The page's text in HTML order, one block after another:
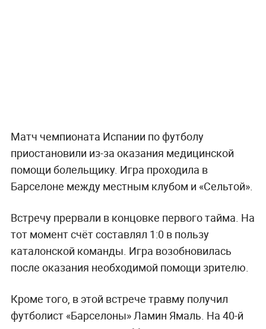
Матч чемпионата Испании по футболу
приостановили из-за оказания медицинской
помощи болельщику. Игра проходила в
Барселоне между местным клубом и «Сельтой».
Встречу прервали в концовке первого тайма. На
тот момент счёт составлял 1:0 в пользу
каталонской команды. Игра возобновилась
после оказания необходимой помощи зрителю.
Кроме того, в этой встрече травму получил
футболист «Барселоны» Ламин Ямаль. На 40-й